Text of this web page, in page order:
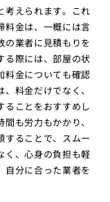
考えられます。これ
料金は、一概には言
の業者に見積もりを
る際には、部屋の状
料金についても確認
料金だけでなく、
ることをおすすめし
も労力もかかり、
することで、スムー
く、心身の負担も軽
自分に合った業者を